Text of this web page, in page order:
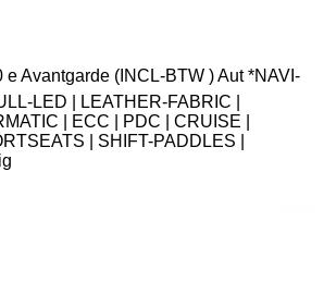
Avantgarde (INCL-BTW ) Aut *NAVI-
LED | LEATHER-FABRIC |
| ECC | PDC | CRUISE |
| SHIFT-PADDLES |